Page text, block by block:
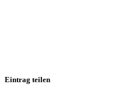
Eintrag teilen